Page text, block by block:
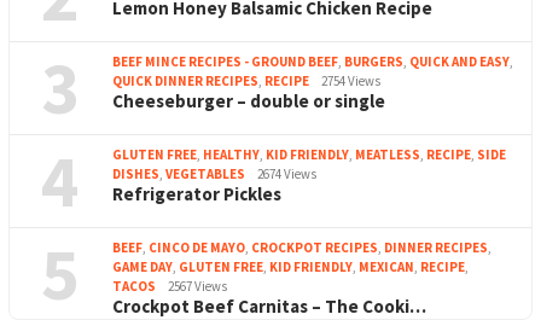
Lemon Honey Balsamic Chicken Recipe
3 BEEF MINCE RECIPES - GROUND BEEF BURGERS QUICK AND EASY
QUICK DINNER RECIPES RECIPE 2754 Views
Cheeseburger – double or single
4 GLUTEN FREE HEALTHY KID FRIENDLY MEATLESS RECIPE SIDE
DISHES VEGETABLES 2674 Views
Refrigerator Pickles
5 BEEF CINCO DE MAYO CROCKPOT RECIPES DINNER RECIPES
GAME DAY GLUTEN FREE KID FRIENDLY MEXICAN RECIPE
TACOS
2567 Views
Crockpot Beef Carnitas – The Cooki…